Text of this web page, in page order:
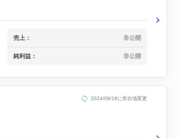
売上： 非公開
純利益： 非公開
2024/09/18に所在地変更